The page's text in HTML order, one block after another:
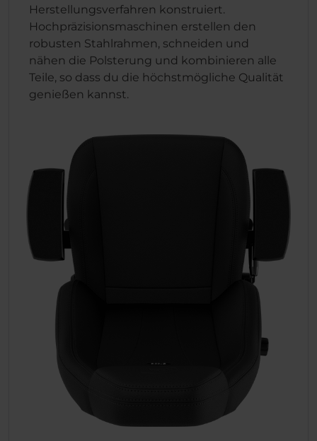
Herstellungsverfahren konstruiert.
Hochpräzisionsmaschinen erstellen den
robusten Stahlrahmen, schneiden und
nähen die Polsterung und kombinieren alle
Teile, so dass du die höchstmögliche Qualität
genießen kannst.